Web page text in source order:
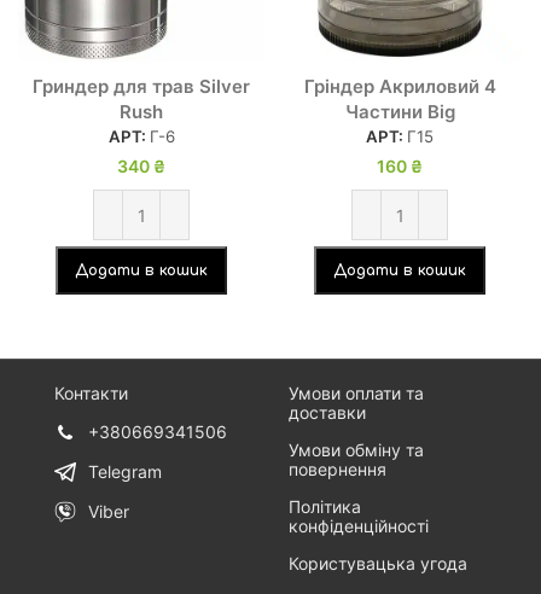
Гриндер для трав Silver
Rush
АРТ: Г-6
340 ₴
Додати в кошик
Гріндер Акриловий 4
Частини Big
АРТ: Г15
160 ₴
Додати в кошик
Контакти
+380669341506
Telegram
Viber
Умови оплати та
доставки
Умови обміну та
повернення
Політика
конфіденційності
Користувацька угода